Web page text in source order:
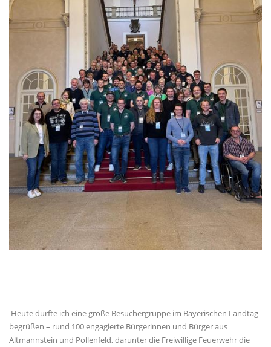
Heute durfte ich eine große Besuchergruppe im Bayerischen Landtag
begrüßen – rund 100 engagierte Bürgerinnen und Bürger aus
Altmannstein und Pollenfeld, darunter die Freiwillige Feuerwehr die